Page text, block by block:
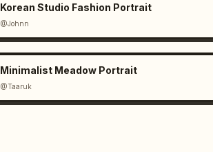
Korean Studio Fashion Portrait
@Johnn
Minimalist Meadow Portrait
@Taaruk